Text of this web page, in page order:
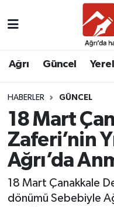
Ağrı Güncel
HABERLER GÜNCEL
18 Mart
Zaferi’nin
Ağrı’da
18 Mart Çanakkale
dönümü Sebebiyle
Hava Durumu
Tüm Manşetler
Son Dakika
Haber Arşivi